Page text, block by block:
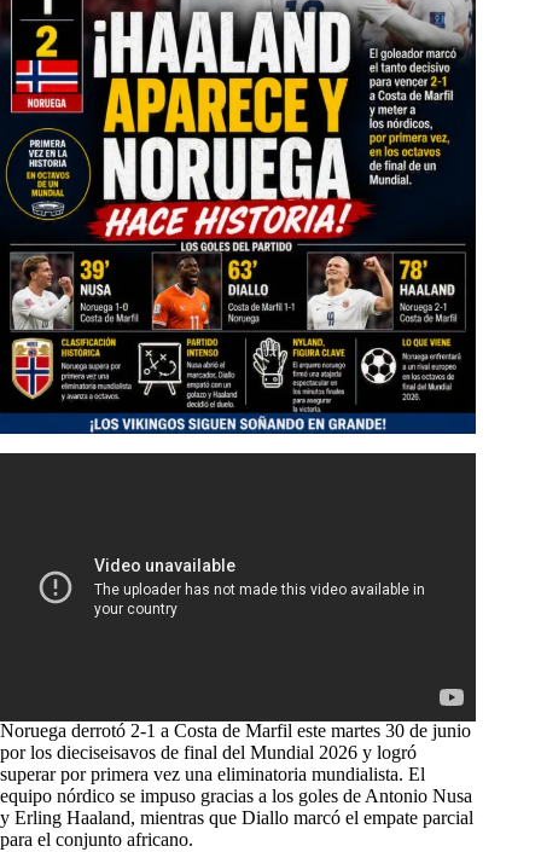
Noruega derrotó 2-1 a Costa de Marfil este martes 30 de junio
por los dieciseisavos de final del Mundial 2026 y logró
superar por primera vez una eliminatoria mundialista. El
equipo nórdico se impuso gracias a los goles de Antonio Nusa
y Erling Haaland, mientras que Diallo marcó el empate parcial
para el conjunto africano.